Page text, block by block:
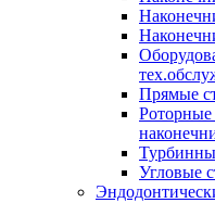
Прямые
Роторные
Угловые